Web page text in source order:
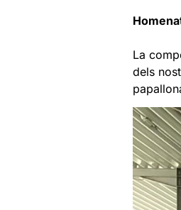
La
dels